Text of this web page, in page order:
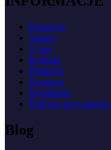
Promocje
Salony
O nas
Kontakt
Płatności
Dostawa
Regulamin
Polityka prywatności
Blog